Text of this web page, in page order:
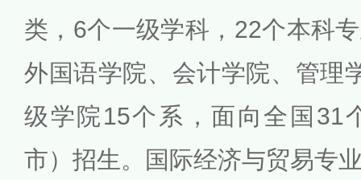
类，6个一级学科，22个本科
外国语学院、会计学院、管理
级学院15个系，面向全国31
市）招生。国际经济与贸易专